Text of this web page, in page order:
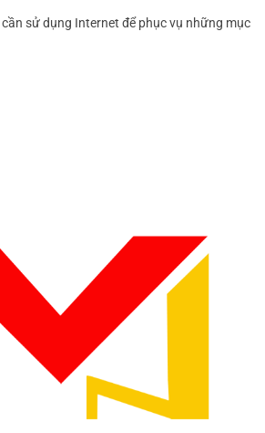
sử dụng Internet để phục vụ những mục